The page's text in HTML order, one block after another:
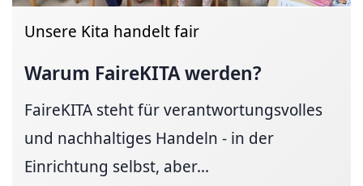
Unsere Kita handelt fair
Warum FaireKITA werden?
FaireKITA steht für verantwortungsvolles
und nachhaltiges Handeln - in der
Einrichtung selbst, aber...